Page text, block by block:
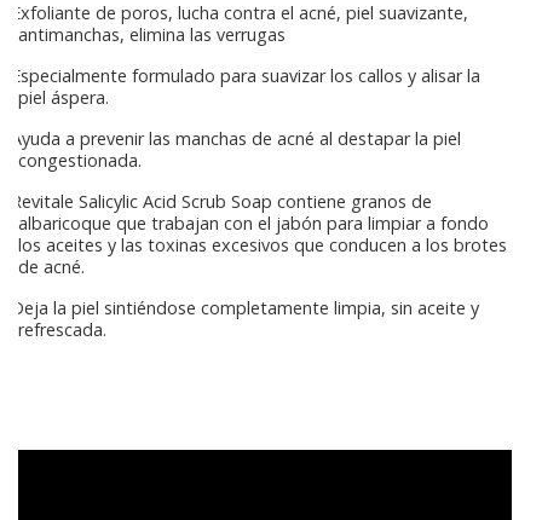
Exfoliante de poros, lucha contra el acné, piel suavizante,
antimanchas, elimina las verrugas
Especialmente formulado para suavizar los callos y alisar la
piel áspera.
Ayuda a prevenir las manchas de acné al destapar la piel
congestionada.
Revitale Salicylic Acid Scrub Soap contiene granos de
albaricoque que trabajan con el jabón para limpiar a fondo
los aceites y las toxinas excesivos que conducen a los brotes
de acné.
Deja la piel sintiéndose completamente limpia, sin aceite y
refrescada.